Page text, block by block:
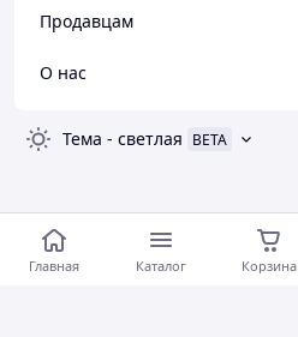
Продавцам
О нас
Тема - светлая BETA
Главная Каталог Корзина